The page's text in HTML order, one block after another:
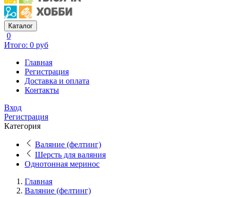
Каталог
0
Итого: 0 руб
Главная
Регистрация
Доставка и оплата
Контакты
Вход
Регистрация
Категория
Валяние (фелтинг)
Шерсть для валяния
Однотонная меринос
Главная
Валяние (фелтинг)